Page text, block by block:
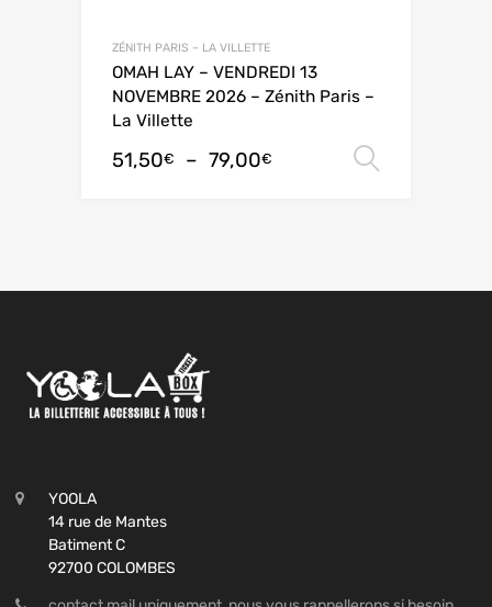
ZÉNITH PARIS – LA VILLETTE
OMAH LAY – VENDREDI 13
NOVEMBRE 2026 – Zénith Paris –
La Villette
51,50€ – 79,00€
YOOLA
14 rue de Mantes
Batiment C
92700 COLOMBES